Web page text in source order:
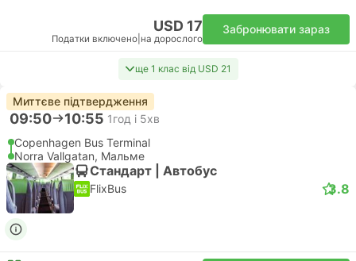
USD 17
Податки включено на дорослого
Забронювати зараз
ще 1 клас від USD 21
Миттєве підтвердження
09:50 10:55 1год і 5хв
Copenhagen Bus Terminal
Norra Vallgatan, Мальме
Стандарт | Автобус
FlixBus 3.8